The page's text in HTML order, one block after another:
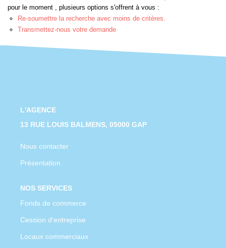
NOTRE AGENCE
pour le moment , plusieurs options s'offrent à vous :
Re-soumettre la recherche avec moins de critères.
Transmettez-nous votre demande
L'AGENCE
13 RUE LOUIS BALMENS, 05000 GAP
Nous contacter
Présentation
NOS SERVICES
Fonds de commerce
Cession d'entreprise
Locaux commerciaux